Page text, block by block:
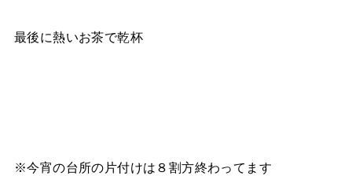
最後に熱いお茶で乾杯
※今宵の台所の片付けは８割方終わってます